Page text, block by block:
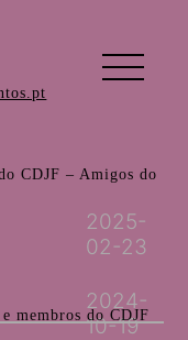
2025-
02-23
2024-
10-19
CDJF – Amigos do
membros do CDJF